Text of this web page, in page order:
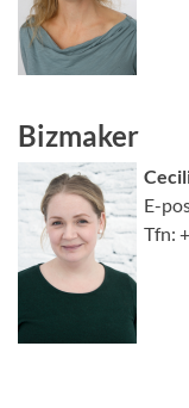
Bizmaker
E-
Tfn: